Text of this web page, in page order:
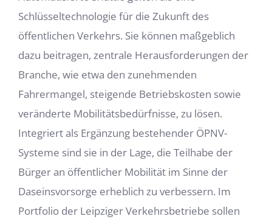
Schlüsseltechnologie für die Zukunft des
öffentlichen Verkehrs. Sie können maßgeblich
dazu beitragen, zentrale Herausforderungen der
Branche, wie etwa den zunehmenden
Fahrermangel, steigende Betriebskosten sowie
veränderte Mobilitätsbedürfnisse, zu lösen.
Integriert als Ergänzung bestehender ÖPNV-
Systeme sind sie in der Lage, die Teilhabe der
Bürger an öffentlicher Mobilität im Sinne der
Daseinsvorsorge erheblich zu verbessern. Im
Portfolio der Leipziger Verkehrsbetriebe sollen